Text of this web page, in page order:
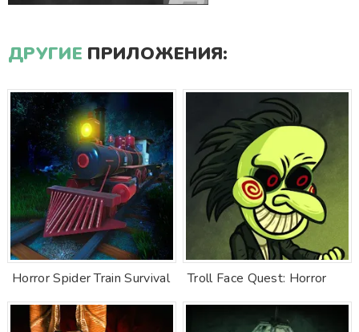
ДРУГИЕ ПРИЛОЖЕНИЯ:
Horror Spider Train Survival Troll Face Quest: Horror